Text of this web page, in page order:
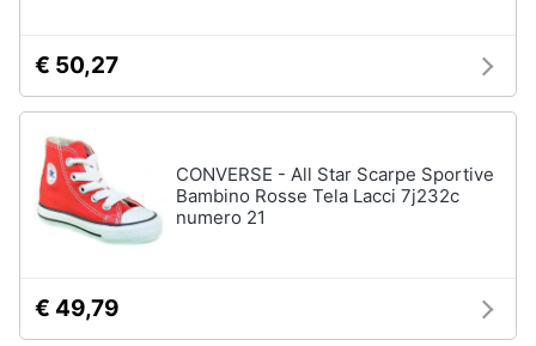
€ 50,27
CONVERSE - All Star Scarpe Sportive
Bambino Rosse Tela Lacci 7j232c
numero 21
€ 49,79